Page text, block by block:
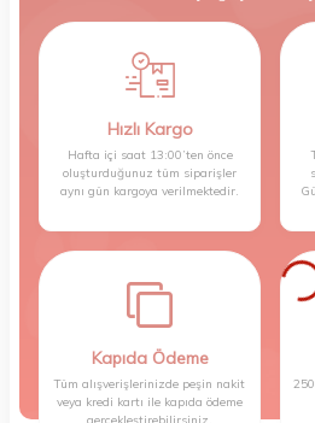
Hızlı Kargo
Hafta içi saat 13:00’ten önce
oluşturduğunuz tüm siparişler
aynı gün kargoya verilmektedir.
Kapıda Ödeme
Tüm alışverişlerinizde peşin nakit
veya kredi kartı ile kapıda ödeme
gerçekleştirebilirsiniz.